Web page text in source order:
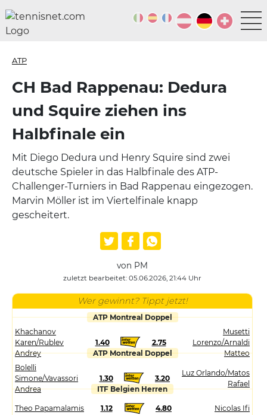
ATP
CH Bad Rappenau: Dedura
und Squire ziehen ins
Halbfinale ein
Mit Diego Dedura und Henry Squire sind zwei
deutsche Spieler in das Halbfinale des ATP-
Challenger-Turniers in Bad Rappenau eingezogen.
Marvin Möller ist im Viertelfinale knapp
gescheitert.
von PM
zuletzt bearbeitet: 05.06.2026, 21:44 Uhr
Wer gewinnt? Tippt jetzt!
ATP Montreal Doppel
Khachanov
Karen/Rublev
Andrey
1.40 2.75
Musetti
Lorenzo/Arnaldi
Matteo
ATP Montreal Doppel
Bolelli
Simone/Vavassori
Andrea
1.30 3.20
Luz Orlando/Matos
Rafael
ITF Belgien Herren
Theo Papamalamis 1.12 4.80 Nicolas Ifi